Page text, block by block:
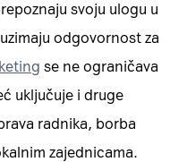
svoju ulogu u
odgovornost za
se ne ograničava
uključuje i druge
radnika, borba
zajednicama.